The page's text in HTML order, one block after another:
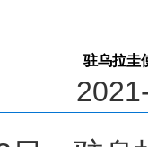
驻乌拉圭